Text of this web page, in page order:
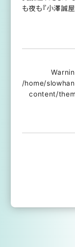
も夜も『小澤誠屋
/home/
content/